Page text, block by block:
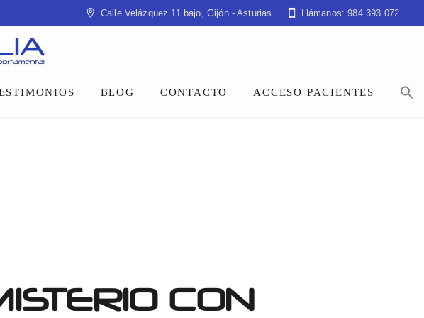
Calle Velázquez 11 bajo, Gijón - Asturias Llámanos: 984 393 072
BLOG CONTACTO ACCESO PACIENTES
CON